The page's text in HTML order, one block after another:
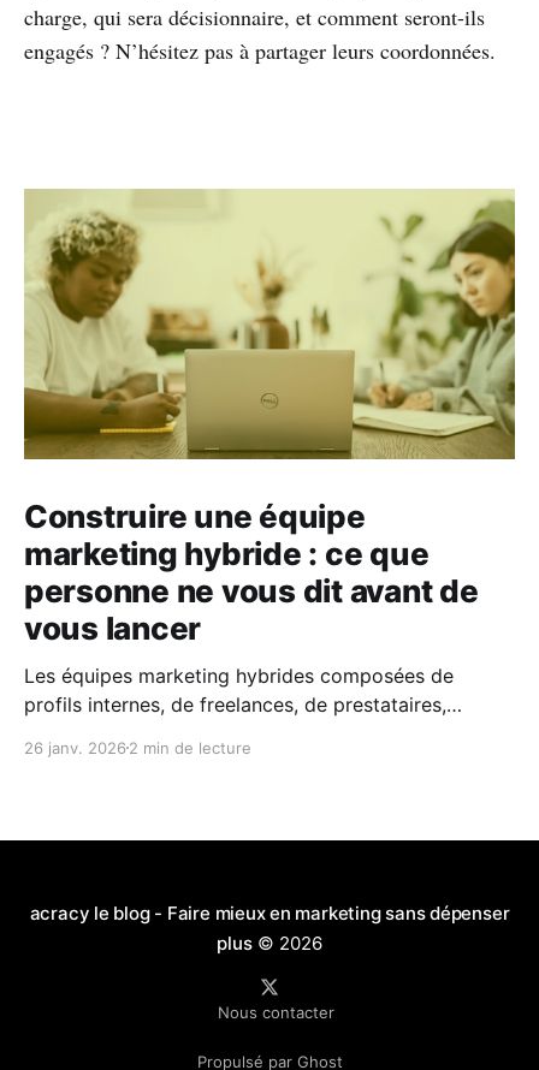
charge, qui sera décisionnaire, et comment seront-ils
engagés ? N’hésitez pas à partager leurs coordonnées.
Construire une équipe
marketing hybride : ce que
personne ne vous dit avant de
vous lancer
Les équipes marketing hybrides composées de
profils internes, de freelances, de prestataires,
à juste titre. Elles offrent : * plus de flexibilité, * un
croissance. Mais ce
26 janv. 2026 2 min de lecture
acracy le blog - Faire mieux en marketing sans dépenser
plus© 2026
Nous contacter
Propulsé par Ghost